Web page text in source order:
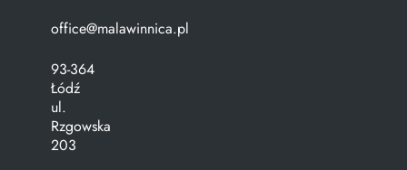
office@malawinnica.pl
93-364
Łódź
ul.
Rzgowska
203